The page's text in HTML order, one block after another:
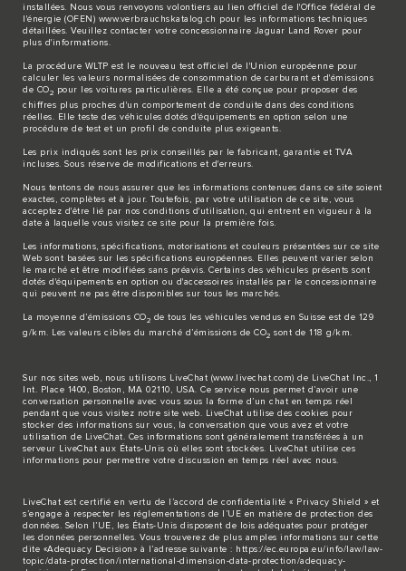
installées. Nous vous renvoyons volontiers au lien officiel de l'Office fédéral de
l'énergie (OFEN) www.verbrauchskatalog.ch pour les informations techniques
détaillées. Veuillez contacter votre concessionnaire Jaguar Land Rover pour
plus d'informations.
La procédure WLTP est le nouveau test officiel de l'Union européenne pour
calculer les valeurs normalisées de consommation de carburant et d'émissions
de CO2
pour les voitures particulières. Elle a été conçue pour proposer des
chiffres plus proches d'un comportement de conduite dans des conditions
réelles. Elle teste des véhicules dotés d'équipements en option selon une
procédure de test et un profil de conduite plus exigeants.
Les prix indiqués sont les prix conseillés par le fabricant, garantie et TVA
incluses. Sous réserve de modifications et d'erreurs.
Nous tentons de nous assurer que les informations contenues dans ce site soient
exactes, complètes et à jour. Toutefois, par votre utilisation de ce site, vous
acceptez d'être lié par nos conditions d'utilisation, qui entrent en vigueur à la
date à laquelle vous visitez ce site pour la première fois.
Les informations, spécifications, motorisations et couleurs présentées sur ce site
Web sont basées sur les spécifications européennes. Elles peuvent varier selon
le marché et être modifiées sans préavis. Certains des véhicules présents sont
dotés d'équipements en option ou d'accessoires installés par le concessionnaire
qui peuvent ne pas être disponibles sur tous les marchés.
La moyenne d’émissions CO2 de tous les véhicules vendus en Suisse est de 129
g/km. Les valeurs cibles du marché d’émissions de CO2 sont de 118 g/km.
Sur nos sites web, nous utilisons LiveChat (www.livechat.com) de LiveChat Inc., 1
Int. Place 1400, Boston, MA 02110, USA. Ce service nous permet d’avoir une
conversation personnelle avec vous sous la forme d’un chat en temps réel
pendant que vous visitez notre site web. LiveChat utilise des cookies pour
stocker des informations sur vous, la conversation que vous avez et votre
utilisation de LiveChat. Ces informations sont généralement transférées à un
serveur LiveChat aux États-Unis où elles sont stockées. LiveChat utilise ces
informations pour permettre votre discussion en temps réel avec nous.
LiveChat est certifié en vertu de l’accord de confidentialité « Privacy Shield » et
s’engage à respecter les réglementations de l’UE en matière de protection des
données. Selon l’UE, les États-Unis disposent de lois adéquates pour protéger
les données personnelles. Vous trouverez de plus amples informations sur cette
dite «Adequacy Decision» à l’adresse suivante : https://ec.europa.eu/info/law/law-
topic/data-protection/international-dimension-data-protection/adequacy-